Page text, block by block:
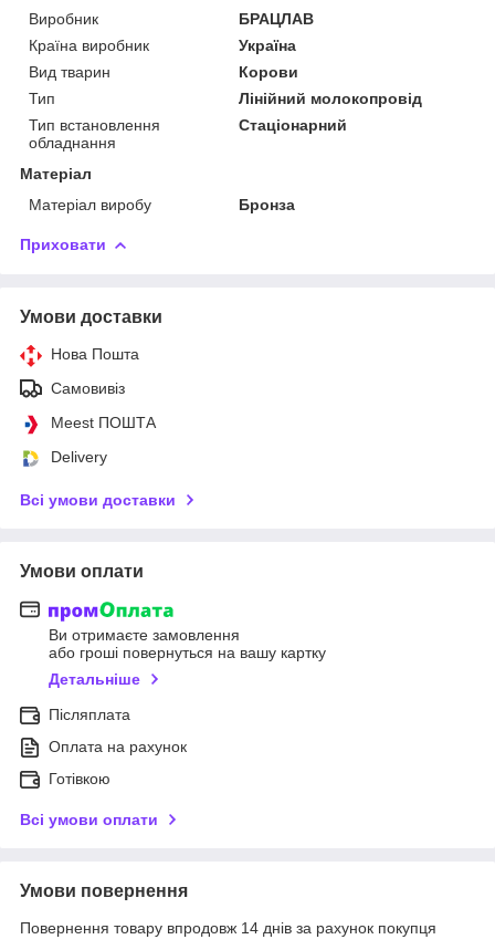
Виробник
БРАЦЛАВ
Країна виробник
Україна
Вид тварин
Корови
Тип
Лінійний молокопровід
Тип встановлення
обладнання
Стаціонарний
Матеріал
Матеріал виробу
Бронза
Приховати
Умови доставки
Нова Пошта
Самовивіз
Meest ПОШТА
Delivery
Всі умови доставки
Умови оплати
Ви отримаєте замовлення
або гроші повернуться на вашу картку
Детальніше
Післяплата
Оплата на рахунок
Готівкою
Всі умови оплати
Умови повернення
Повернення товару впродовж 14 днів за рахунок покупця